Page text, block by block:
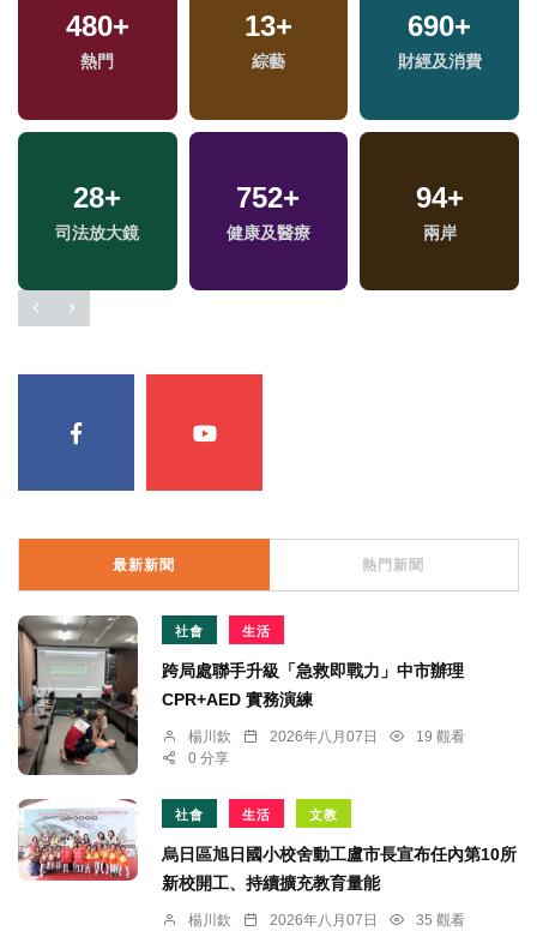
480+
熱門
13+
綜藝
690+
財經及消費
28+
司法放大鏡
752+
健康及醫療
94+
兩岸
最新新聞 熱門新聞
社會 生活
跨局處聯手升級「急救即戰力」中市辦理
CPR+AED 實務演練
楊川欽 2026年八月07日
19 觀看
0 分享
社會 生活 文教
烏日區旭日國小校舍動工盧市長宣布任內第10所
新校開工、持續擴充教育量能
楊川欽 2026年八月07日
35 觀看